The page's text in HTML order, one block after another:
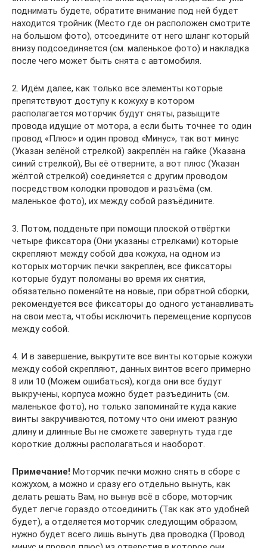
поднимать будете, обратите внимание под ней будет
находится тройник (Место где он расположен смотрите
на большом фото), отсоедините от него шланг который
внизу подсоединяется (см. маленькое фото) и накладка
после чего может быть снята с автомобиля.
2. Идём далее, как только все элементы которые
препятствуют доступу к кожуху в котором
располагается моторчик будут сняты, разыщите
провода идущие от мотора, а если быть точнее то один
провод «Плюс» и один провод «Минус», так вот минус
(Указан зелёной стрелкой) закреплён на гайке (Указана
синий стрелкой), Вы её отверните, а вот плюс (Указан
жёлтой стрелкой) соединяется с другим проводом
посредством колодки проводов и разъёма (см.
маленькое фото), их между собой разъёдините.
3. Потом, подденьте при помощи плоской отвёртки
четыре фиксатора (Они указаны стрелками) которые
скрепляют между собой два кожуха, на одном из
которых моторчик печки закреплён, все фиксаторы
которые будут поломаны во время их снятия,
обязательно поменяйте на новые, при обратной сборки,
рекомендуется все фиксаторы до одного устанавливать
на свои места, чтобы исключить перемещение корпусов
между собой.
4. И в завершение, выкрутите все винты которые кожухи
между собой скрепляют, данных винтов всего примерно
8 или 10 (Можем ошибаться), когда они все будут
выкручены, корпуса можно будет разъединить (см.
маленькое фото), но только запоминайте куда какие
винты закручиваются, потому что они имеют разную
длину и длинные Вы не сможете завернуть туда где
короткие должны располагаться и наоборот.
Примечание! Моторчик печки можно снять в сборе с
кожухом, а можно и сразу его отдельно вынуть, как
делать решать Вам, но вынув всё в сборе, моторчик
будет легче гораздо отсоединить (Так как это удобней
будет), а отделяется моторчик следующим образом,
нужно будет всего лишь вынуть два проводка (Провод